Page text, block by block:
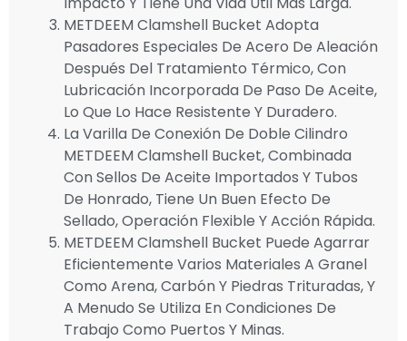
METDEEM Clamshell Bucket Adopta
Pasadores Especiales De Acero De Aleación
Después Del Tratamiento Térmico, Con
Lubricación Incorporada De Paso De Aceite,
Lo Que Lo Hace Resistente Y Duradero.
La Varilla De Conexión De Doble Cilindro
METDEEM Clamshell Bucket, Combinada
Con Sellos De Aceite Importados Y Tubos
De Honrado, Tiene Un Buen Efecto De
Sellado, Operación Flexible Y Acción Rápida.
METDEEM Clamshell Bucket Puede Agarrar
Eficientemente Varios Materiales A Granel
Como Arena, Carbón Y Piedras Trituradas, Y
A Menudo Se Utiliza En Condiciones De
Trabajo Como Puertos Y Minas.